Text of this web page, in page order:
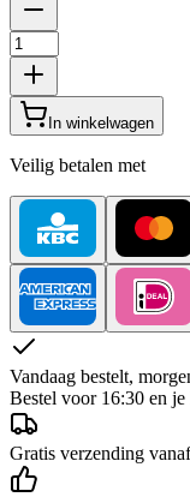
In winkelwagen
Veilig betalen met
Vandaag bestelt,
Bestel voor 16:30 en
Gratis verzending